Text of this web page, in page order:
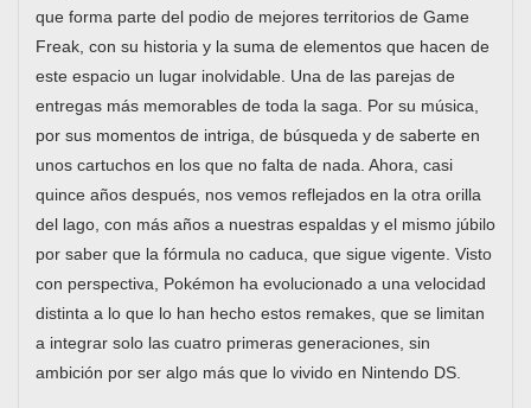
que forma parte del podio de mejores territorios de Game
Freak, con su historia y la suma de elementos que hacen de
este espacio un lugar inolvidable. Una de las parejas de
entregas más memorables de toda la saga. Por su música,
por sus momentos de intriga, de búsqueda y de saberte en
unos cartuchos en los que no falta de nada. Ahora, casi
quince años después, nos vemos reflejados en la otra orilla
del lago, con más años a nuestras espaldas y el mismo júbilo
por saber que la fórmula no caduca, que sigue vigente. Visto
con perspectiva, Pokémon ha evolucionado a una velocidad
distinta a lo que lo han hecho estos remakes, que se limitan
a integrar solo las cuatro primeras generaciones, sin
ambición por ser algo más que lo vivido en Nintendo DS.